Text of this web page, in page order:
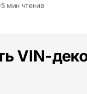
5 мин чтение
VIN-